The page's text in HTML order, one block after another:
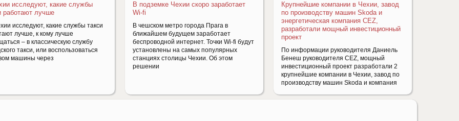
исследуют, какие службы
работают лучше
исследуют, какие службы такси
лучше, к кому лучше
– в классическую службу
такси, или воспользоваться
машины через
В подземке Чехии скоро заработает
Wi-fi
В чешском метро города Прага в
ближайшем будущем заработает
беспроводной интернет. Точки Wi-fi будут
установлены на самых популярных
станциях столицы Чехии. Об этом
решении
Крупнейшие компании в Чехии, завод
по производству машин Skoda и
энергетическая компания CEZ,
разработали мощный инвестиционный
проект
По информации руководителя Даниель
Бенеш руководителя CEZ, мощный
инвестиционный проект разработали 2
крупнейшие компании в Чехии, завод по
производству машин Skoda и компания